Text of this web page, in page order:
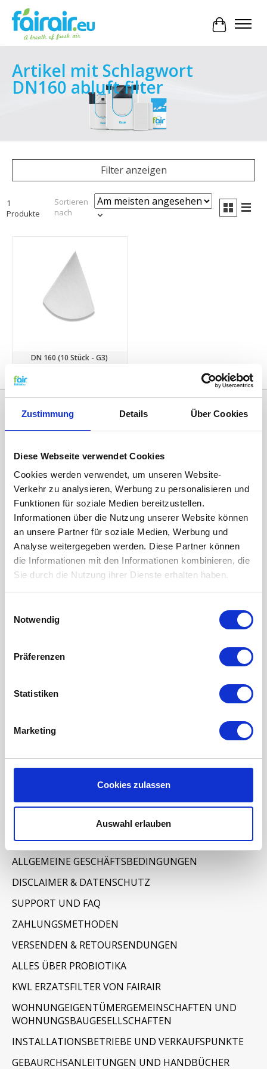
Zustimmung Details Über Cookies
Diese Webseite verwendet Cookies
Cookies werden verwendet, um unseren Website-
Verkehr zu analysieren, Werbung zu personalisieren und
Funktionen für soziale Medien bereitzustellen.
Informationen über die Nutzung unserer Website können
an unsere Partner für soziale Medien, Werbung und
Analyse weitergegeben werden. Diese Partner können
die Informationen mit den Informationen kombinieren, die
Sie durch die Nutzung ihrer Dienste erhalten haben.
Notwendig
Präferenzen
Statistiken
Marketing
Cookies zulassen
Auswahl erlauben
Ihr
Artikel mit Schlagwort
DN160 abluft filter
Filter anzeigen
1
Produkte
Sortieren
nach
DN 160 (10 Stück - G3)
Kategorien
ERSATZFILTER / GERÄTEFILTER
LUFTHEIZUNG FILTER
FILTERMATTEN / TÜCHER
KEGELFILTER
Wartung der Lüftungsanlage
Mein Konto
Meine Bestellungen
IMPRESSUM
ALLGEMEINE GESCHÄFTSBEDINGUNGEN
DISCLAIMER & DATENSCHUTZ
SUPPORT UND FAQ
ZAHLUNGSMETHODEN
VERSENDEN & RETOURSENDUNGEN
ALLES ÜBER PROBIOTIKA
KWL ERZATSFILTER VON FAIRAIR
WOHNUNGEIGENTÜMERGEMEINSCHAFTEN UND
WOHNUNGSBAUGESELLSCHAFTEN
INSTALLATIONSBETRIEBE UND VERKAUFSPUNKTE
GEBAURCHSANLEITUNGEN UND HANDBÜCHER